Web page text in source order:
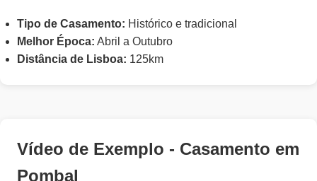
Tipo de Casamento: Histórico e tradicional
Melhor Época: Abril a Outubro
Distância de Lisboa: 125km
Vídeo de Exemplo - Casamento em
Pombal